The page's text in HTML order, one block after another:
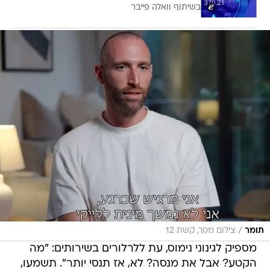
בשיתוף וואלה פייבר
תומר / צילום מסך, קשת 12
מספיק לגינוני נימוס, עת ללרלורים בשירותים: "מה
הקטע? אבל את מנסה? לא, אז תנסי יותר". תשמעו,